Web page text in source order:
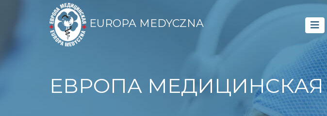
EUROPA MEDYCZNA
ЕВРОПА МЕДИЦИНСКАЯ